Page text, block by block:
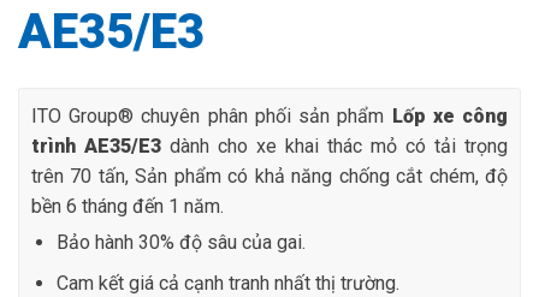
AE35/E3
ITO Group® chuyên phân phối sản phẩm Lốp xe công
trình AE35/E3 dành cho xe khai thác mỏ có tải trọng
trên 70 tấn, Sản phẩm có khả năng chống cắt chém, độ
bền 6 tháng đến 1 năm.
Bảo hành 30% độ sâu của gai.
Cam kết giá cả cạnh tranh nhất thị trường.